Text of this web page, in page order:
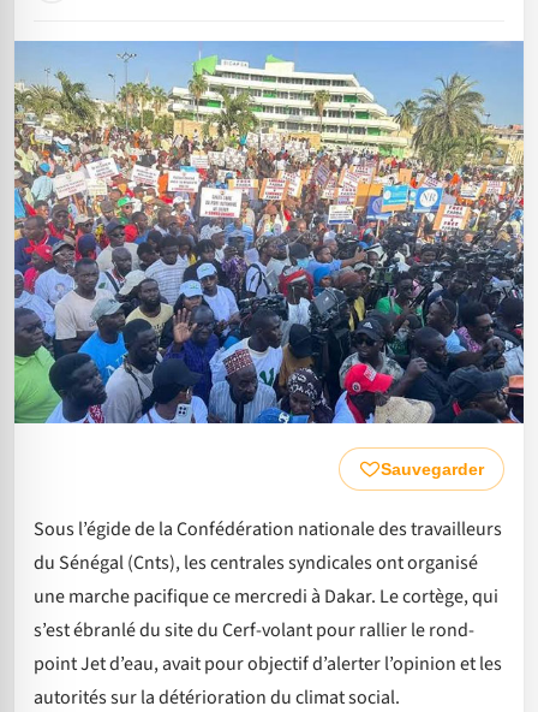
Sauvegarder
Sous l’égide de la Confédération nationale des travailleurs
du Sénégal (Cnts), les centrales syndicales ont organisé
une marche pacifique ce mercredi à Dakar. Le cortège, qui
s’est ébranlé du site du Cerf-volant pour rallier le rond-
point Jet d’eau, avait pour objectif d’alerter l’opinion et les
autorités sur la détérioration du climat social.